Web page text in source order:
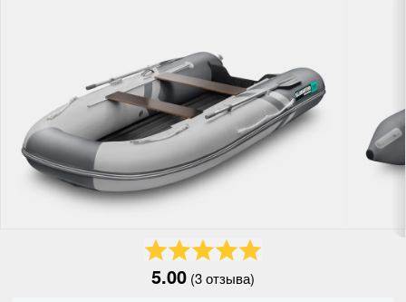
5.00 (3 отзыва)